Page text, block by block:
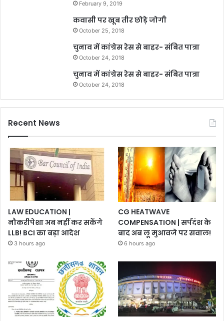
February 9, 2019
कवासी पर खूब तीर छोड़े जोगी
October 25, 2018
चुनाव में कांग्रेस रेस से बाहर- संबित पात्रा
October 24, 2018
चुनाव में कांग्रेस रेस से बाहर- संबित पात्रा
October 24, 2018
Recent News
LAW EDUCATION |
नौकरीपेशा अब नहीं कर सकेंगे
LLB! BCI का बड़ा आदेश
3 hours ago
CG HEATWAVE
COMPENSATION | सर्पदंश के
बाद अब लू मुआवजे पर सवाल!
6 hours ago